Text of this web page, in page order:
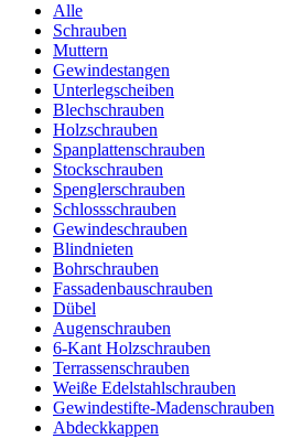
Alle
Schrauben
Muttern
Gewindestangen
Unterlegscheiben
Blechschrauben
Holzschrauben
Spanplattenschrauben
Stockschrauben
Spenglerschrauben
Schlossschrauben
Gewindeschrauben
Blindnieten
Bohrschrauben
Fassadenbauschrauben
Dübel
Augenschrauben
6-Kant Holzschrauben
Terrassenschrauben
Weiße Edelstahlschrauben
Gewindestifte-Madenschrauben
Abdeckkappen